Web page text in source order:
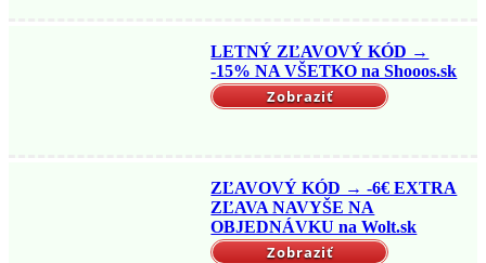
LETNÝ ZĽAVOVÝ KÓD →
-15% NA VŠETKO na Shooos.sk
Zobraziť
ZĽAVOVÝ KÓD → -6€ EXTRA
ZĽAVA NAVYŠE NA
OBJEDNÁVKU na Wolt.sk
Zobraziť